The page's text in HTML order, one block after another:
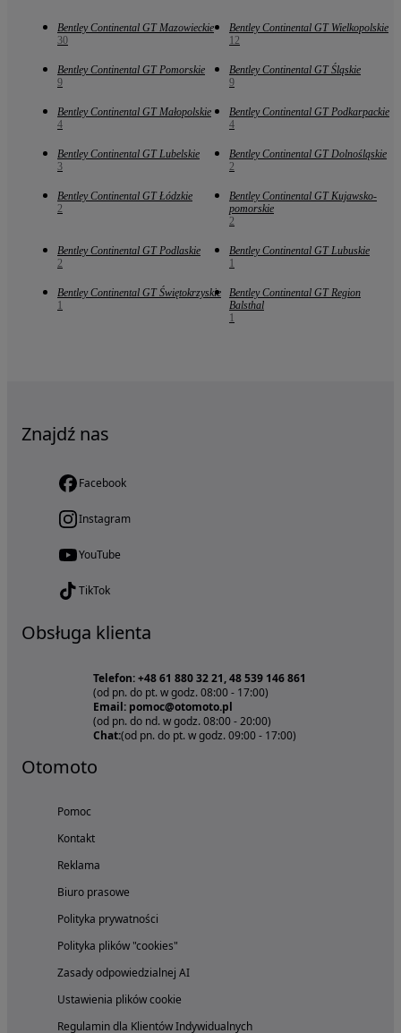
Bentley Continental GT Mazowieckie
30
Bentley Continental GT Wielkopolskie
12
Bentley Continental GT Pomorskie
9
Bentley Continental GT Śląskie
9
Bentley Continental GT Małopolskie
4
Bentley Continental GT Podkarpackie
4
Bentley Continental GT Lubelskie
3
Bentley Continental GT Dolnośląskie
2
Bentley Continental GT Łódzkie
2
Bentley Continental GT Kujawsko-
pomorskie
2
Bentley Continental GT Podlaskie
2
Bentley Continental GT Lubuskie
1
Bentley Continental GT Świętokrzyskie
1
Bentley Continental GT Region
Balsthal
1
Znajdź nas
Facebook
Instagram
YouTube
TikTok
Obsługa klienta
Telefon: +48 61 880 32 21, 48 539 146 861
(od pn. do pt. w godz. 08:00 - 17:00)
Email: pomoc@otomoto.pl
(od pn. do nd. w godz. 08:00 - 20:00)
Chat:(od pn. do pt. w godz. 09:00 - 17:00)
Otomoto
Pomoc
Kontakt
Reklama
Biuro prasowe
Polityka prywatności
Polityka plików "cookies"
Zasady odpowiedzialnej AI
Ustawienia plików cookie
Regulamin dla Klientów Indywidualnych